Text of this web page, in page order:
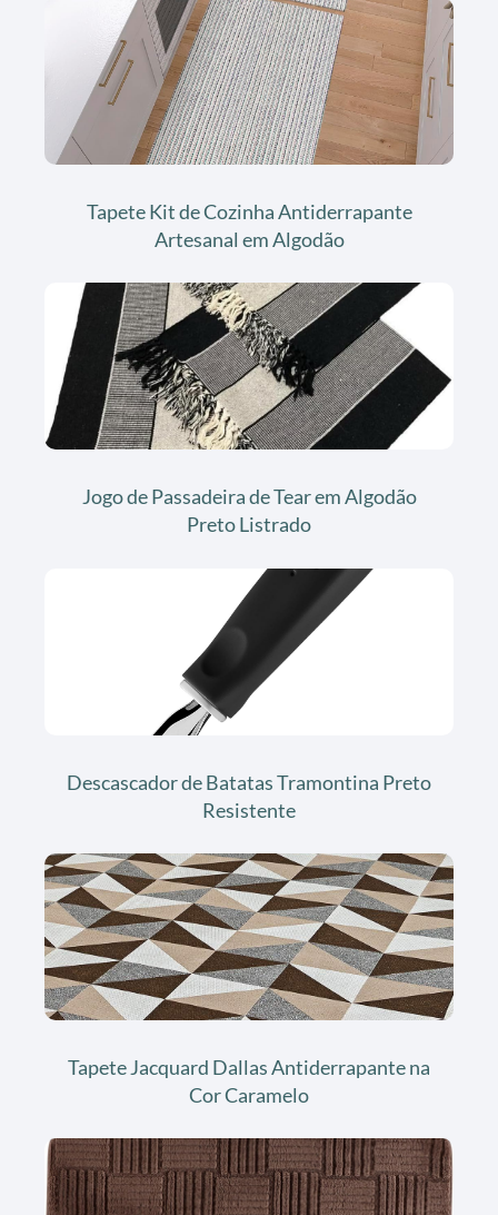
Tapete Kit de Cozinha Antiderrapante
Artesanal em Algodão
Jogo de Passadeira de Tear em Algodão
Preto Listrado
Descascador de Batatas Tramontina Preto
Resistente
Tapete Jacquard Dallas Antiderrapante na
Cor Caramelo